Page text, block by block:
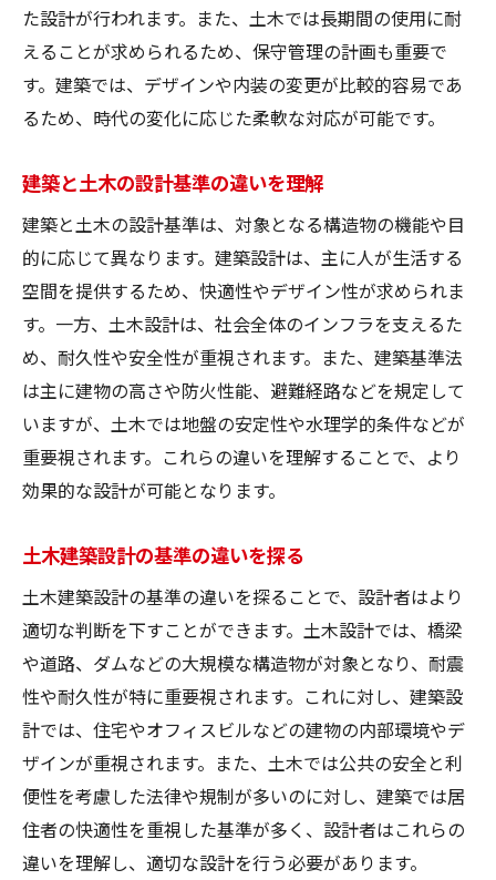
た設計が行われます。また、土木では長期間の使用に耐
えることが求められるため、保守管理の計画も重要で
す。建築では、デザインや内装の変更が比較的容易であ
るため、時代の変化に応じた柔軟な対応が可能です。
建築と土木の設計基準の違いを理解
建築と土木の設計基準は、対象となる構造物の機能や目
的に応じて異なります。建築設計は、主に人が生活する
空間を提供するため、快適性やデザイン性が求められま
す。一方、土木設計は、社会全体のインフラを支えるた
め、耐久性や安全性が重視されます。また、建築基準法
は主に建物の高さや防火性能、避難経路などを規定して
いますが、土木では地盤の安定性や水理学的条件などが
重要視されます。これらの違いを理解することで、より
効果的な設計が可能となります。
土木建築設計の基準の違いを探る
土木建築設計の基準の違いを探ることで、設計者はより
適切な判断を下すことができます。土木設計では、橋梁
や道路、ダムなどの大規模な構造物が対象となり、耐震
性や耐久性が特に重要視されます。これに対し、建築設
計では、住宅やオフィスビルなどの建物の内部環境やデ
ザインが重視されます。また、土木では公共の安全と利
便性を考慮した法律や規制が多いのに対し、建築では居
住者の快適性を重視した基準が多く、設計者はこれらの
違いを理解し、適切な設計を行う必要があります。